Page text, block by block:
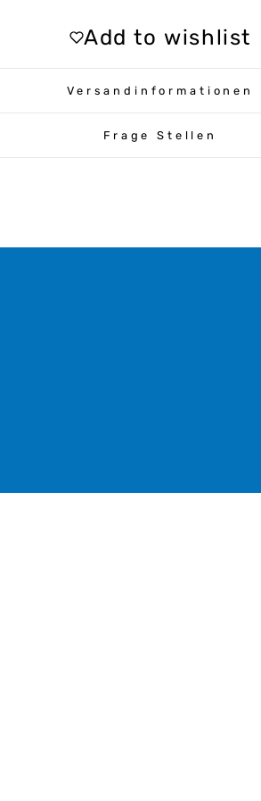
Add to wishlist
Versandinformationen
Frage Stellen